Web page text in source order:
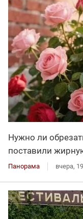
Нужно ли
поставили
Панорама вчера,